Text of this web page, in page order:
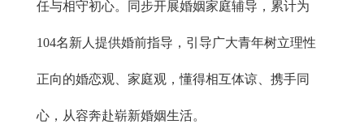
任与相守初心。同步开展婚姻家庭辅导，累计为
104名新人提供婚前指导，引导广大青年树立理性
正向的婚恋观、家庭观，懂得相互体谅、携手同
心，从容奔赴崭新婚姻生活。